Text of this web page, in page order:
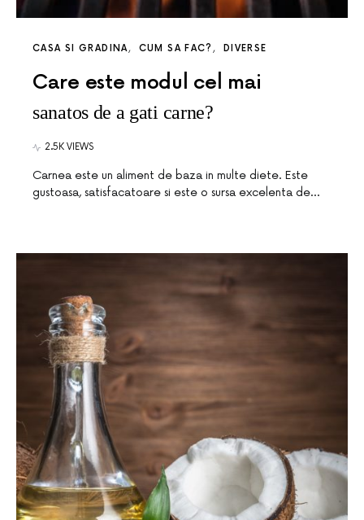
CASA SI GRADINA CUM SA FAC? DIVERSE
Care este modul cel mai
sanatos de a gati carne?
2.5K VIEWS
Carnea este un aliment de baza in multe diete. Este
gustoasa, satisfacatoare si este o sursa excelenta de…